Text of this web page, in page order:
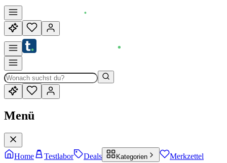
Menü
Home Testlabor Deals Kategorien Merkzettel